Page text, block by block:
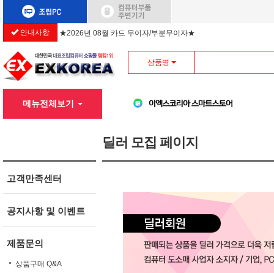
안내사항 ★2026년 08월 카드 무이자/부분무이자★
상품명
메뉴전체보기
고객만족센터
공지사항 및 이벤트
제품문의
상품구매 Q&A
딜러 모집 페이지